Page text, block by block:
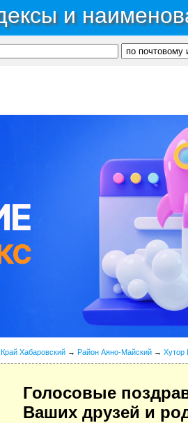
и
Край Хабаровский → Район Аяно-Майский → Хутор
Голосовые
Ваших друзей и